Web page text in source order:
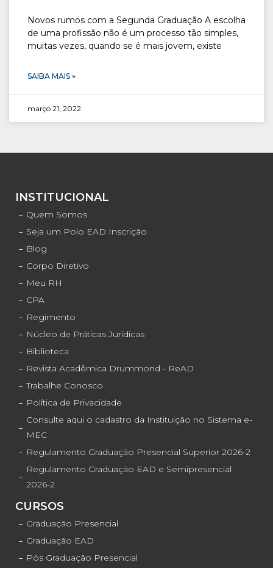
Novos rumos com a Segunda Graduação A escolha
de uma profissão não é um processo tão simples,
muitas vezes, quando se é mais jovem, existe
SAIBA MAIS »
março 21, 2022
INSTITUCIONAL
Quem Somos
Seja um Polo EAD Inscrição
Blog
Corpo Diretivo
Meu RH
CPA
Regimento
Núcleo de Práticas Jurídicas
Biblioteca
Revista Acadêmica Drummond - ReAD
Trabalhe Conosco
Política de Privacidade
Consulte aqui o cadastro da Instituição no Sistema e-
MEC
Regulamento Graduação Presencial Superior 2026-2
Regulamento Graduação EAD e Semipresencial
2026-2
CURSOS
Graduação Presencial
Graduação EAD
Pós Graduação Presencial